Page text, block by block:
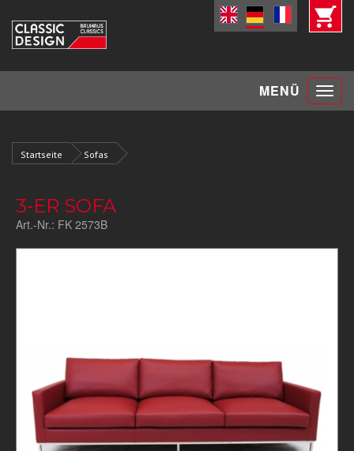
MENÜ Toggle
Startseite Sofas
3-ER SOFA
Art.-Nr.: FK 2573B